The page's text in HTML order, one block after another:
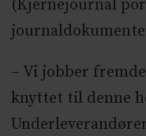
(Kjernejournal
– Vi jobber
knyttet til denne